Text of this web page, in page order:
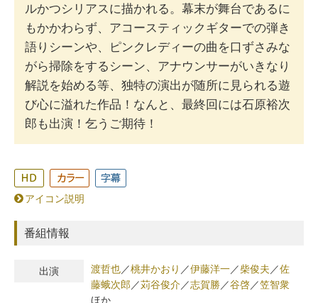
ルかつシリアスに描かれる。幕末が舞台であるに
もかかわらず、アコースティックギターでの弾き
語りシーンや、ピンクレディーの曲を口ずさみな
がら掃除をするシーン、アナウンサーがいきなり
解説を始める等、独特の演出が随所に見られる遊
び心に溢れた作品！なんと、最終回には石原裕次
郎も出演！乞うご期待！
アイコン説明
番組情報
出演 渡哲也／桃井かおり ／伊藤洋一／柴俊夫 ／佐
藤蛾次郎 ／苅谷俊介／志賀勝／谷啓／笠智衆
ほか